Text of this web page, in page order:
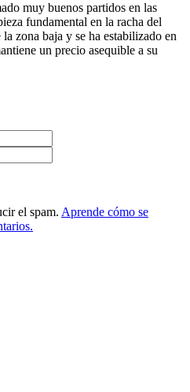
muy buenos partidos en las
fundamental en la racha del
zona baja y se ha estabilizado en
un precio asequible a su
el spam. Aprende cómo se